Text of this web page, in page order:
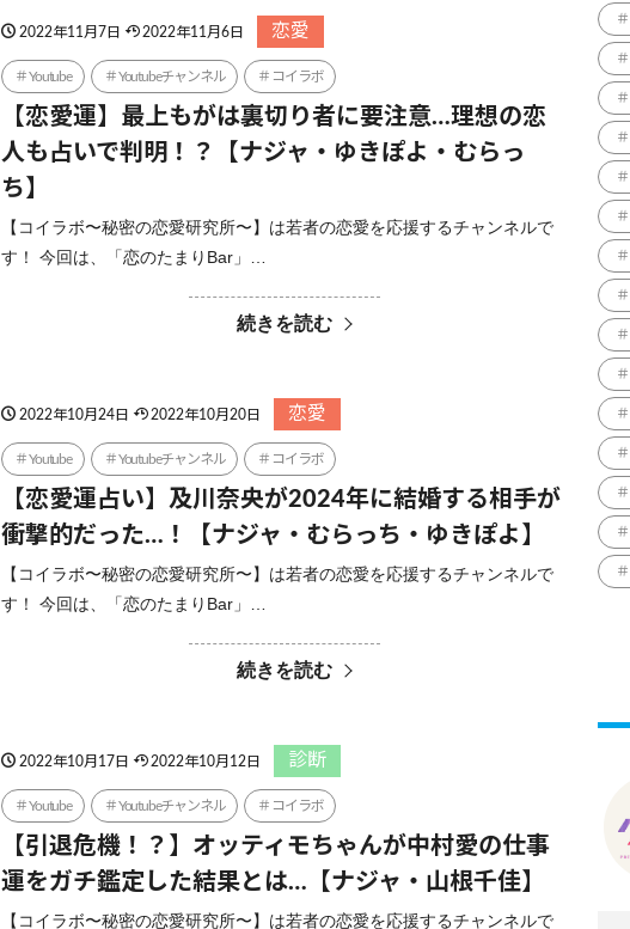
2022年11月7日 2022年11月6日 恋愛
Youtube Youtubeチャンネル コイラボ
【恋愛運】最上もがは裏切り者に要注意…理想の恋
人も占いで判明！？【ナジャ・ゆきぽよ・むらっ
ち】
【コイラボ〜秘密の恋愛研究所〜】は若者の恋愛を応援するチャンネルで
す！ 今回は、「恋のたまりBar」…
続きを読む
2022年10月24日 2022年10月20日 恋愛
Youtube Youtubeチャンネル コイラボ
【恋愛運占い】及川奈央が2024年に結婚する相手が
衝撃的だった…！【ナジャ・むらっち・ゆきぽよ】
【コイラボ〜秘密の恋愛研究所〜】は若者の恋愛を応援するチャンネルで
す！ 今回は、「恋のたまりBar」…
続きを読む
2022年10月17日 2022年10月12日 診断
Youtube Youtubeチャンネル コイラボ
【引退危機！？】オッティモちゃんが中村愛の仕事
運をガチ鑑定した結果とは…【ナジャ・山根千佳】
【コイラボ〜秘密の恋愛研究所〜】は若者の恋愛を応援するチャンネルで